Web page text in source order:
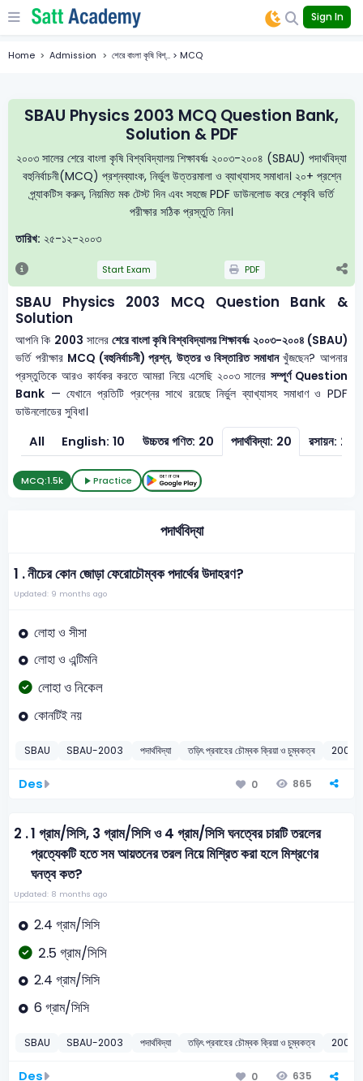
Sign In
Home Admission শেরে বাংলা কৃষি বিশ্... > MCQ
SBAU Physics 2003 MCQ Question Bank,
Solution & PDF
২০০৩ সালের শেরে বাংলা কৃষি বিশ্ববিদ্যালয় শিক্ষাবর্ষঃ ২০০৩-২০০৪ (SBAU) পদার্থবিদ্যা
বহুনির্বাচনী(MCQ) প্রশ্নব্যাংক, নির্ভুল উত্তরমালা ও ব্যাখ্যাসহ সমাধান। ২০+ প্রশ্নে
প্র্যাকটিস করুন, নিয়মিত মক টেস্ট দিন এবং সহজে PDF ডাউনলোড করে শেকৃবি ভর্তি
পরীক্ষার সঠিক প্রস্তুতি নিন।
তারিখ: ২৫-১২-২০০৩
Start Exam PDF
SBAU Physics 2003 MCQ Question Bank &
Solution
আপনি কি 2003 সালের শেরে বাংলা কৃষি বিশ্ববিদ্যালয় শিক্ষাবর্ষঃ ২০০৩-২০০৪ (SBAU)
ভর্তি পরীক্ষার MCQ (বহুনির্বাচনী) প্রশ্ন, উত্তর ও বিস্তারিত সমাধানখুঁজছেন? আপনার
প্রস্তুতিকে আরও কার্যকর করতে আমরা নিয়ে এসেছি ২০০৩ সালেরসম্পূর্ণ Question
Bank — যেখানে প্রতিটি প্রশ্নের সাথে রয়েছে নির্ভুল ব্যাখ্যাসহ সমাধাণ ও PDF
ডাউনলোডের সুবিধা।
All English: 10 উচ্চতর গণিত: 20 পদার্থবিদ্যা: 20 রসায়ন: 20
MCQ:1.5k Practice
পদার্থবিদ্যা
1 .নীচের কোন জোড়া ফেরোচৌম্বক পদার্থের উদাহরণ?
Updated: 9 months ago
লোহা ও সীসা
লোহা ও এন্টিমনি
লোহা ও নিকেল
কোনটিই নয়
SBAU SBAU-2003 পদার্থবিদ্যা তড়িৎ প্রবাহের চৌম্বক ক্রিয়া ও চুম্বকত্ব 2003
Des 0 865
2 .1 গ্রাম/সিসি, 3 গ্রাম/সিসি ও 4 গ্রাম/সিসি ঘনত্বের চারটি তরলের
প্রত্যেকটি হতে সম আয়তনের তরল নিয়ে মিশ্রিত করা হলে মিশ্রণের
ঘনত্ব কত?
Updated: 8 months ago
2.4 গ্রাম/সিসি
2.5 গ্রাম/সিসি
2.4 গ্রাম/সিসি
6 গ্রাম/সিসি
SBAU SBAU-2003 পদার্থবিদ্যা তড়িৎ প্রবাহের চৌম্বক ক্রিয়া ও চুম্বকত্ব 2003
Des 0 635